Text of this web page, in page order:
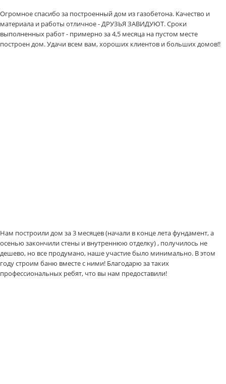
Огромное спасибо за построенный дом из газобетона. Качество и
материала и работы отличное - ДРУЗЬЯ ЗАВИДУЮТ. Сроки
выполненных работ - примерно за 4,5 месяца на пустом месте
построен дом. Удачи всем вам, хороших клиентов и больших домов!!
Нам построили дом за 3 месяцев (начали в конце лета фундамент, а
осенью закончили стены и внутреннюю отделку) , получилось не
дешево, но все продумано, наше участие было минимально. В этом
году строим баню вместе с ними! Благодарю за таких
профессиональных ребят, что вы нам предоставили!